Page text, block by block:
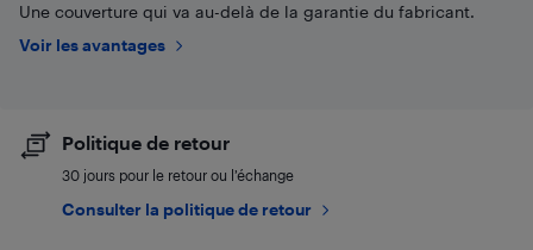
Une couverture qui va au-delà de la garantie du fabricant.
Voir les avantages
Politique de retour
30 jours pour le retour ou l’échange
Consulter la politique de retour